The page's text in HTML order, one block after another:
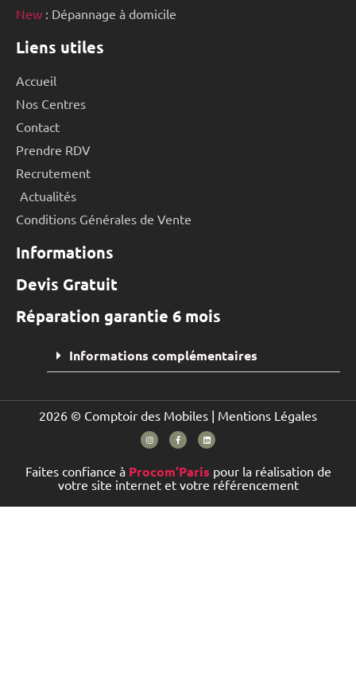
New : Dépannage à domicile
Liens utiles
Accueil
Nos Centres
Contact
Prendre RDV
Recrutement
Actualités
Conditions Générales de Vente
Informations
Devis Gratuit
Réparation garantie 6 mois
Informations complémentaires
2026 © Comptoir des Mobiles | Mentions Légales
Faites confiance à Procom’Paris pour la réalisation de
votre site internet et votre référencement